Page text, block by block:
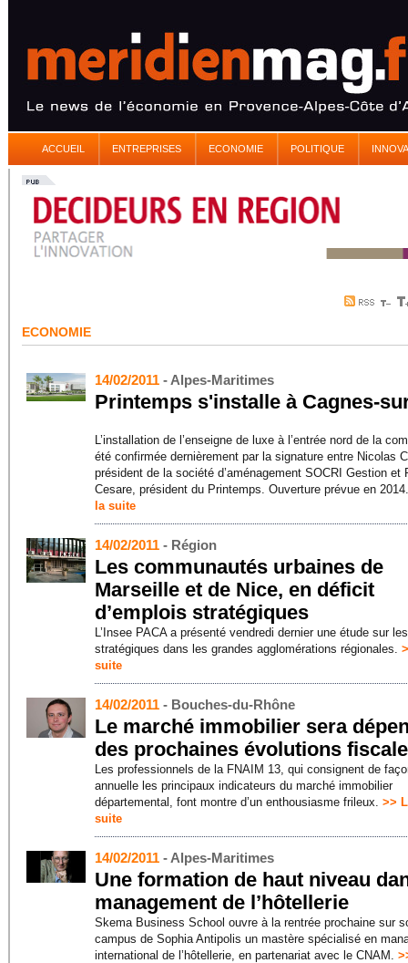
ACCUEIL ENTREPRISES ECONOMIE POLITIQUE
ECONOMIE
14/02/2011 - Alpes-Maritimes
Printemps s'installe à Cagnes-
L’installation de l’enseigne de luxe à l’entrée nord de la
été confirmée dernièrement par la signature entre Nicolas
président de la société d’aménagement SOCRI Gestion et
Cesare, président du Printemps. Ouverture prévue en
la suite
14/02/2011 - Région
Les communautés urbaines de
Marseille et de Nice, en déficit
d’emplois stratégiques
L’Insee PACA a présenté vendredi dernier une étude sur
stratégiques dans les grandes agglomérations régionales.
suite
14/02/2011 - Bouches-du-Rhône
Le marché immobilier sera
des prochaines évolutions
Les professionnels de la FNAIM 13, qui consignent de
annuelle les principaux indicateurs du marché immobilier
départemental, font montre d’un enthousiasme frileux. >>
suite
14/02/2011 - Alpes-Maritimes
Une formation de haut niveau
management de l’hôtellerie
Skema Business School ouvre à la rentrée prochaine sur
campus de Sophia Antipolis un mastère spécialisé en
international de l’hôtellerie, en partenariat avec le CNAM.